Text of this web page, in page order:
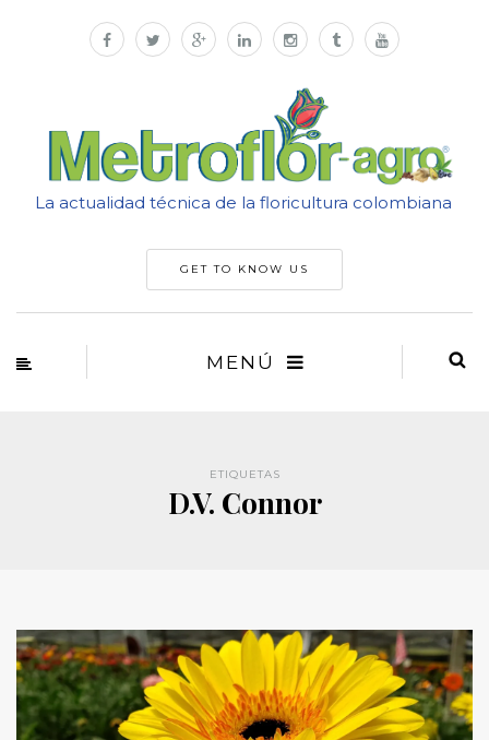
La actualidad técnica de la floricultura colombiana
GET TO KNOW US
MENÚ
ETIQUETAS
D.V. Connor